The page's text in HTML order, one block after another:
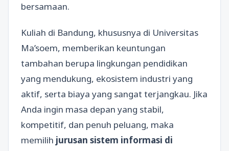
bersamaan.
Kuliah di Bandung, khususnya di Universitas
Ma’soem, memberikan keuntungan
tambahan berupa lingkungan pendidikan
yang mendukung, ekosistem industri yang
aktif, serta biaya yang sangat terjangkau. Jika
Anda ingin masa depan yang stabil,
kompetitif, dan penuh peluang, maka
memilih jurusan sistem informasi di